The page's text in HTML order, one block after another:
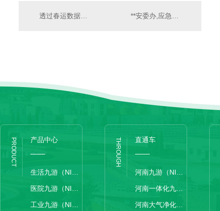
PRODUCT 产品中心 THROUGH 直通车